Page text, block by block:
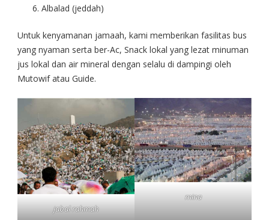
Albalad (jeddah)
Untuk kenyamanan jamaah, kami memberikan fasilitas bus
yang nyaman serta ber-Ac, Snack lokal yang lezat minuman
jus lokal dan air mineral dengan selalu di dampingi oleh
Mutowif atau Guide.
jabal rahmah
mina